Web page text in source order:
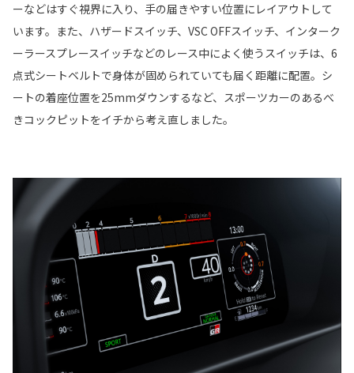
ーなどはすぐ視界に入り、手の届きやすい位置にレイアウトして
います。また、ハザードスイッチ、VSC OFFスイッチ、インターク
ーラースプレースイッチなどのレース中によく使うスイッチは、6
点式シートベルトで身体が固められていても届く距離に配置。シ
ートの着座位置を25mmダウンするなど、スポーツカーのあるべ
きコックピットをイチから考え直しました。